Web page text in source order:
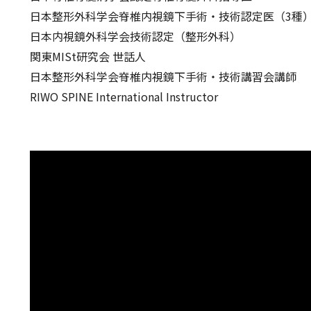
日本整形外科学会脊椎内視鏡下手術・技術認定医（3種
日本内視鏡外科学会技術認定（整形外科）
関東MISt研究会 世話人
日本整形外科学会脊椎内視鏡下手術・技術講習会講師
RIWO SPINE International Instructor